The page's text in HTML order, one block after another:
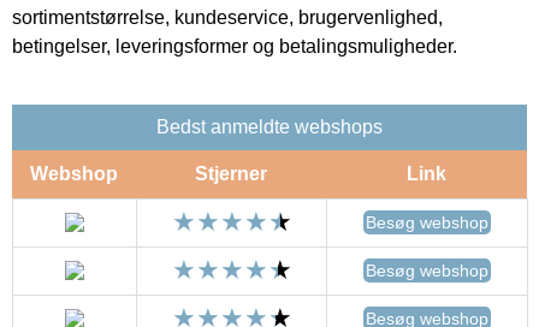
sortimentstørrelse, kundeservice, brugervenlighed,
betingelser, leveringsformer og betalingsmuligheder.
Bedst anmeldte webshops
Webshop Stjerner Link
Besøg webshop
Besøg webshop
Besøg webshop